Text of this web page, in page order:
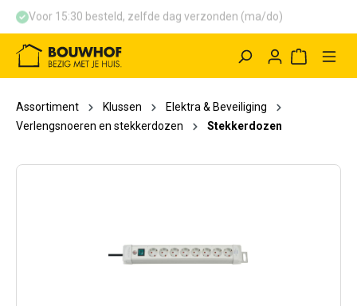
Voor 15:30 besteld, zelfde dag verzonden (ma/do)
Assortiment Klussen
Elektra & Beveiliging
Verlengsnoeren en stekkerdozen
Stekkerdozen